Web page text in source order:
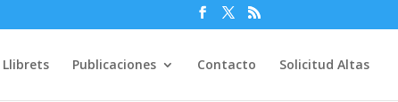
Llibrets Publicaciones Contacto Solicitud Altas